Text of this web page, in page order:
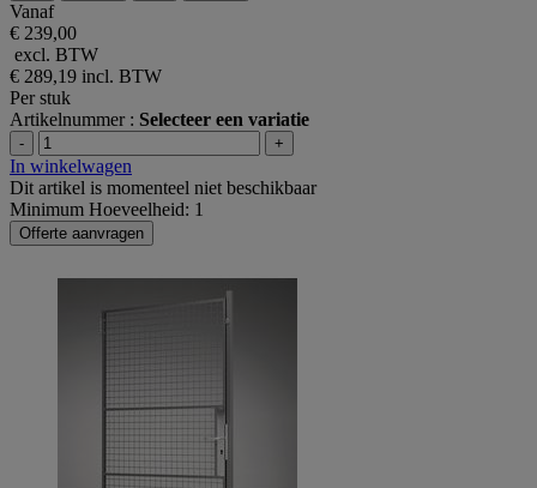
Vanaf
€ 239,00
excl. BTW
€ 289,19 incl. BTW
Per stuk
Artikelnummer : Selecteer een variatie
- +
In winkelwagen
Dit artikel is momenteel niet beschikbaar
Minimum Hoeveelheid: 1
Offerte aanvragen